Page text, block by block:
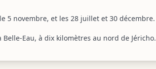
5 novembre, et les 28 juillet et 30 décembre.
Eau, à dix kilomètres au nord de Jéricho.